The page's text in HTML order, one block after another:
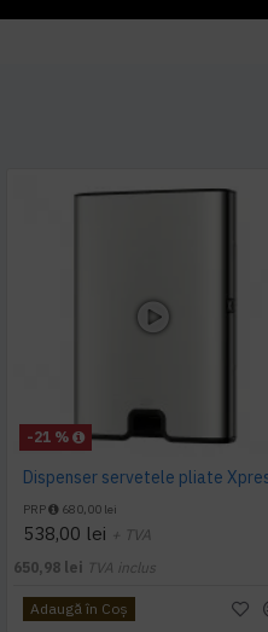
-21 %
PRP 680,00 lei
538,00 lei + TVA
650,98 lei TVA inclus
Adaugă în Coş